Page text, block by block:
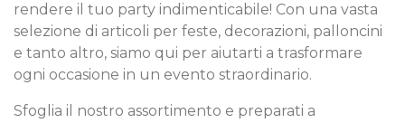
rendere il tuo party indimenticabile! Con una vasta
selezione di articoli per feste, decorazioni, palloncini
e tanto altro, siamo qui per aiutarti a trasformare
ogni occasione in un evento straordinario.
Sfoglia il nostro assortimento e preparati a